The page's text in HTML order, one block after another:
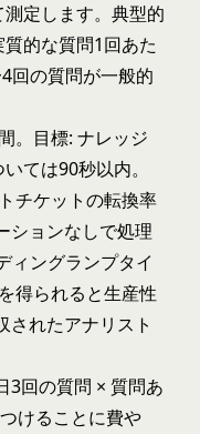
定します。典型的
的な質問1回あた
回の質問が一般的
。目標: ナレッジ
ては90秒以内。
チケットの転換率
ションなしで処理
ィングランプタイ
得られると生産性
されたアナリスト
3回の質問 × 質問あ
けることに費や